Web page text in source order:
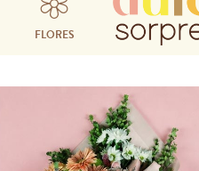
FLORES